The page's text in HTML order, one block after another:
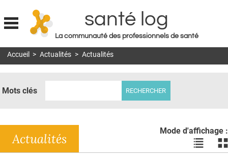
Jump to navigation
santé log
La communauté des professionnels de santé
MON COMPTE
DOSSIERS
RÉSEAUX
Accueil > Actualités > Actualités
Mots clés
Mode d'affichage :
Voir
les
les
Actualités